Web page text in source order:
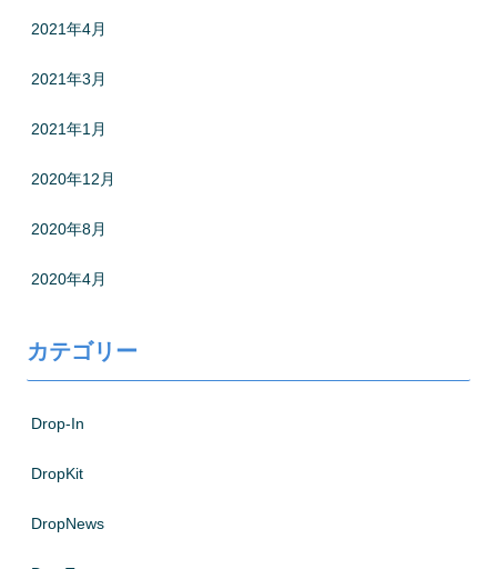
2021年4月
2021年3月
2021年1月
2020年12月
2020年8月
2020年4月
カテゴリー
Drop-In
DropKit
DropNews